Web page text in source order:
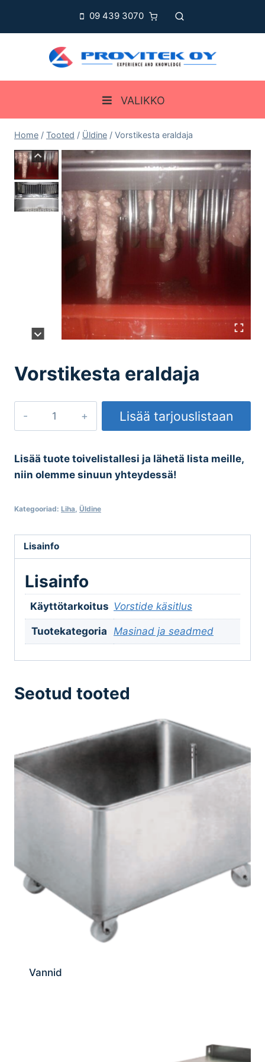
09 439 3070
VALIKKO
Home / Tooted / Üldine / Vorstikesta eraldaja
Vorstikesta eraldaja
Lisää tarjouslistaan
Lisää tuote toivelistallesi ja lähetä lista meille,
niin olemme sinuun yhteydessä!
Kategooriad: Liha Üldine
Lisainfo
Lisainfo
Käyttötarkoitus Vorstide käsitlus
Tuotekategoria Masinad ja seadmed
Seotud tooted
Vannid